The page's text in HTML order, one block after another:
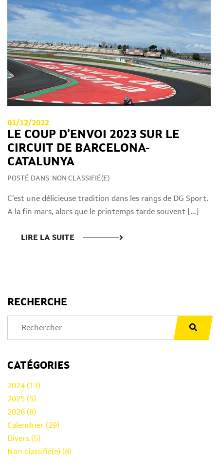
01/12/2022
LE COUP D’ENVOI 2023 SUR LE
CIRCUIT DE BARCELONA-
CATALUNYA
POSTÉ DANS NON CLASSIFIÉ(E)
C’est une délicieuse tradition dans les rangs de DG Sport.
A la fin mars, alors que le printemps tarde souvent […]
LIRE LA SUITE
RECHERCHE
CATÉGORIES
2024 (13)
2025 (5)
2026 (8)
Calendrier (29)
Divers (5)
Non classifié(e) (8)